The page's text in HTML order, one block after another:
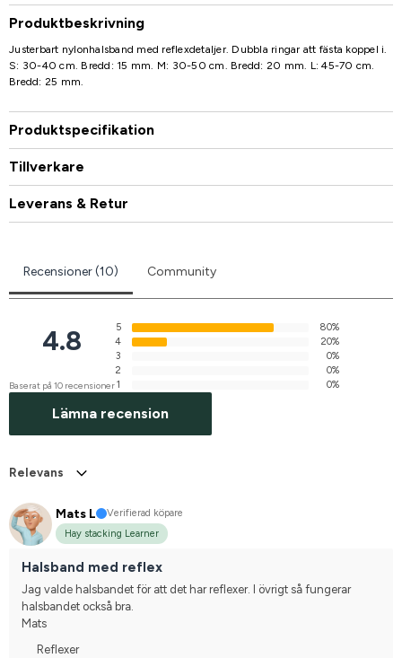
Produktbeskrivning
Justerbart nylonhalsband med reflexdetaljer. Dubbla ringar att fästa koppel i.
S: 30-40 cm. Bredd: 15 mm. M: 30-50 cm. Bredd: 20 mm. L: 45-70 cm.
Bredd: 25 mm.
Produktspecifikation
Tillverkare
Leverans & Retur
Recensioner (10) Community
4.8
Baserat på 10 recensioner
5
80%
4
20%
3
0%
2
0%
1
0%
Lämna recension
Relevans
Mats L
Verifierad köpare
Hay stacking Learner
Halsband med reflex
Jag valde halsbandet för att det har reflexer. I övrigt så fungerar
halsbandet också bra.
Mats
Reflexer